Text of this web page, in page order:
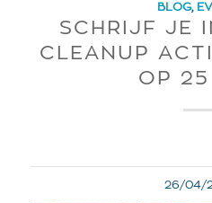
BLOG,
SCHRIJF JE
CLEANUP
OP 25
26/04/